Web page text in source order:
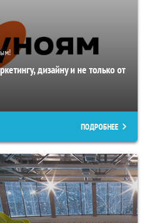
дизайну и не только от
ПОДРОБНЕЕ